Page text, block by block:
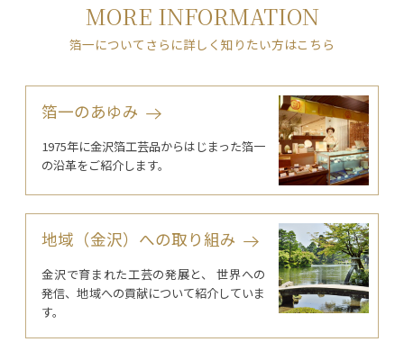
MORE INFORMATION
箔一についてさらに詳しく知りたい方はこちら
箔一のあゆみ
1975年に金沢箔工芸品からはじまった箔一
の沿革をご紹介します。
地域（金沢）への取り組み
金沢で育まれた工芸の発展と、 世界への
発信、地域への貢献について紹介していま
す。